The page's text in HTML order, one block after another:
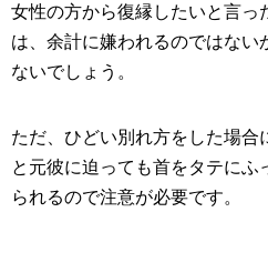
女性の方から復縁したいと言っ
は、余計に嫌われるのではない
ないでしょう。
ただ、ひどい別れ方をした場合
と元彼に迫っても首をタテにふ
られるので注意が必要です。